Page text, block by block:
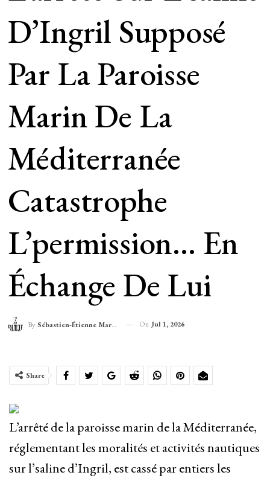
D’Ingril Supposé
Par La Paroisse
Marin De La
Méditerranée
Catastrophe
L’permission… En
Échange De Lui
By Sébastien-Étienne Marechal On Jul 1, 2026
Share
L’arrêté de la paroisse marin de la Méditerranée,
réglementant les moralités et activités nautiques
sur l’saline d’Ingril, est cassé par entiers les